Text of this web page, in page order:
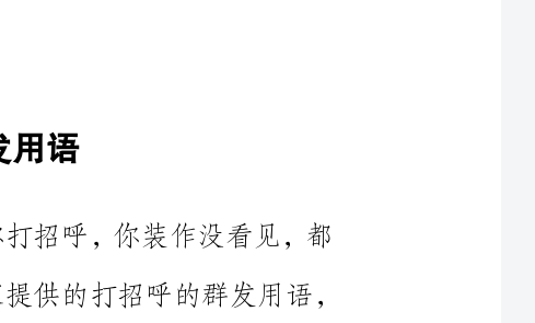
如果遇到熟人打招呼或别人给你打招呼，你装作没看见，都
供大家参考借鉴。